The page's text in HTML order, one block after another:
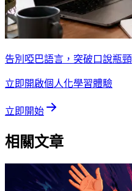
告別啞巴語言，突破口說瓶頸
立即開啟個人化學習體驗
立即開始
相關文章